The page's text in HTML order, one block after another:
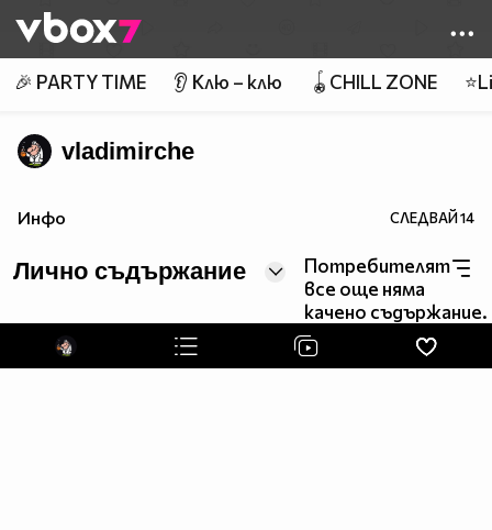
👾
🎉 PARTY TIME 👂 Клю – клю 🪀CHILL ZONE
vladimirche
Инфо СЛЕДВАЙ14
Лично съдържание
Потребителят
все още няма
качено съдържание.